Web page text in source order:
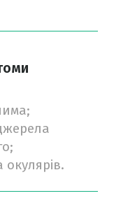
окулярів.